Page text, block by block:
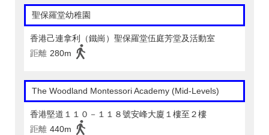
聖保羅堂幼稚園
香港己連拿利（鐵崗）聖保羅堂伍庭芳堂及活動室
距離 280m
The Woodland Montessori Academy (Mid-Levels)
香港堅道１１０－１１８號安峰大廈１樓至２樓
距離 440m